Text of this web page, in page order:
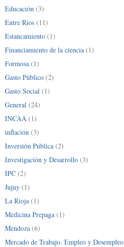
Educación (3)
Entre Ríos (11)
Estancamiento (1)
Financiamiento de la ciencia (1)
Formosa (1)
Gasto Público (2)
Gasto Social (1)
General (24)
INCAA (1)
inflación (3)
Inversión Pública (2)
Investigación y Desarrollo (3)
IPC (2)
Jujuy (1)
La Rioja (1)
Medicina Prepaga (1)
Mendoza (6)
Mercado de Trabajo. Empleo y Desempleo